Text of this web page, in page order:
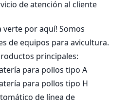
Bandeja de
alimentación para
pollos de engorde